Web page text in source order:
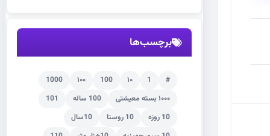
برچسب‌ها
#
1 ۱۰ 100 ۱۰۰
1000
۱۰۰۰ بسته معیشتی
100 ساله
101
10 روزه
10 روستا
10سال